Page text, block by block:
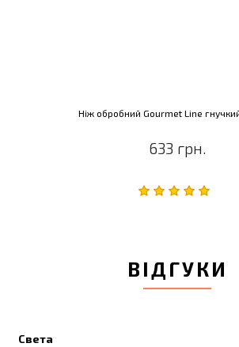
Ніж обробний Gourmet Line
633 грн.
ВІДГУКИ
Света